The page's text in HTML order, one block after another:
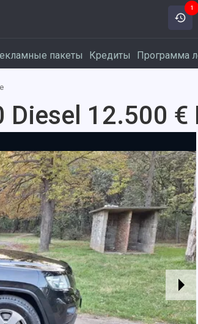
1
пакеты Кредиты Программа
Diesel 12.500